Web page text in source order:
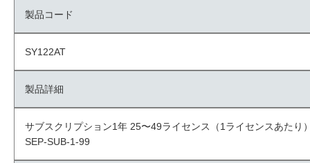
製品コード
SY122AT
製品詳細
サブスクリプション1年 25〜49ライセンス（1ライセンスあたり
SEP-SUB-1-99